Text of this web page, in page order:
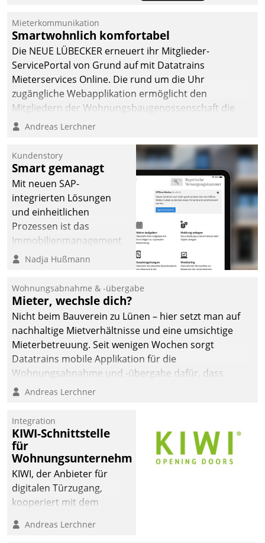
Die monatlichen
Mitteilungen zum
Heizungs- und
Wasserverbrauch gehen
automatisiert, vollständig
und auf Wunsch über
mehrere zuvor
Kommunikationswege bei
Mieterkommunikation
Smartwohnlich komfortabel
Die NEUE LÜBECKER erneuert ihr Mitglieder-
ServicePortal von Grund auf mit Datatrains
Mieterservices Online. Die rund um die Uhr
zugängliche Webapplikation ermöglicht den
Mitgliedern der Wohnungs­bau­genossenschaft die
Kontaktaufnahme per Smartphone, Tablet oder PC.
Andreas Lerchner
Kundenstory
Smart gemanagt
Mit neuen SAP-
integrierten Lösungen
und einheitlichen
Prozessen ist das
Immobilienmanagement
der Bayerischen
Ressort Kapitalanlage für
künftige Aufgaben und
Herausforderungen
gerüstet.
Nadja Hußmann
Wohnungsabnahme & -übergabe
Mieter, wechsle dich?
Nicht beim Bauverein zu Lünen – hier setzt man auf
nachhaltige Mietverhältnisse und eine umsichtige
Mieterbetreuung. Seit wenigen Wochen sorgt
Datatrains mobile Applikation für die
Wohnungsabnahme und -übergabe dafür, dass
Mieter wohlgeordnet kommen und, so es sein muss,
Andreas Lerchner
Integration
KIWI-Schnittstelle
für
Wohnungsunternehmen
KIWI, der Anbieter für
digitalen Türzugang,
kooperiert mit dem
Softwareentwicklungshaus
Andreas Lerchner